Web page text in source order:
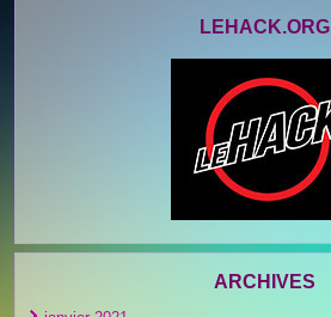
LEHACK.ORG
ARCHIVES